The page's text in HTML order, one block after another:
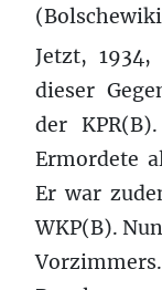
Jetzt,
dieser
der
Ermordete
Er war
WKP(B).